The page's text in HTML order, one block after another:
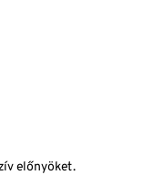
előnyöket.